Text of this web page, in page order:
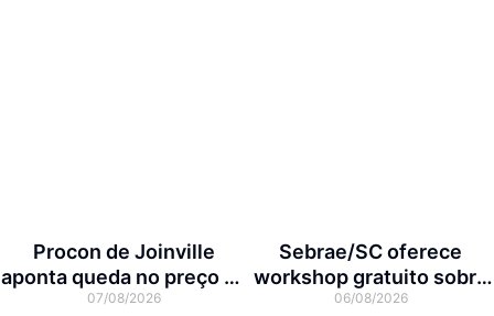
Procon de Joinville
aponta queda no preço da
cesta básica em agosto
07/08/2026
Sebrae/SC oferece
workshop gratuito sobre
franquias em Joinville
06/08/2026